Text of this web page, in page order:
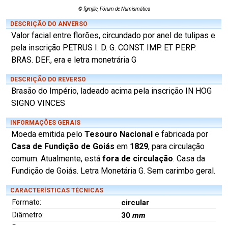
© fgmjlle, Fórum de Numismática
DESCRIÇÃO DO ANVERSO
Valor facial entre florões, circundado por anel de tulipas e
pela inscrição PETRUS I. D. G. CONST. IMP. ET PERP.
BRAS. DEF., era e letra monetrária G
DESCRIÇÃO DO REVERSO
Brasão do Império, ladeado acima pela inscrição IN HOG
SIGNO VINCES
INFORMAÇÕES GERAIS
Moeda emitida pelo Tesouro Nacional e fabricada por
Casa de Fundição de Goiás em 1829, para circulação
comum. Atualmente, está fora de circulação. Casa da
Fundição de Goiás. Letra Monetária G. Sem carimbo geral.
CARACTERÍSTICAS TÉCNICAS
Formato: circular
Diâmetro: 30 mm